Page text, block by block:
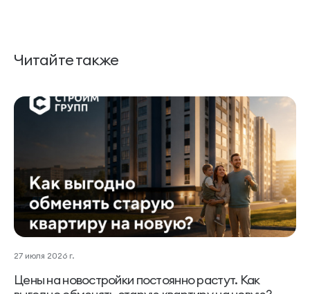
Читайте также
27 июля 2026 г.
Цены на новостройки постоянно растут. Как